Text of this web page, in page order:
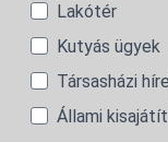
Lakótér
Kutyás ügyek
Társasházi
Állami